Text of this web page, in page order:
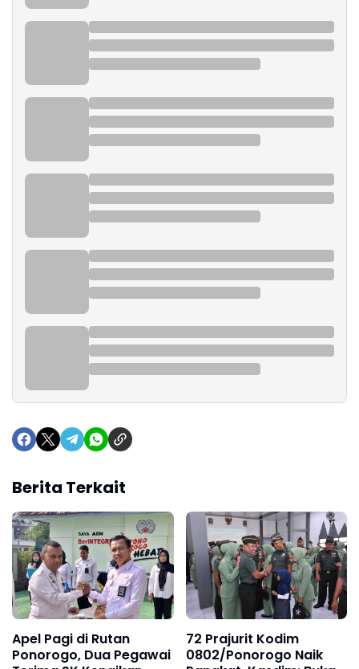
Berita Terkait
Apel Pagi di Rutan
Ponorogo, Dua Pegawai
72 Prajurit Kodim
0802/Ponorogo Naik